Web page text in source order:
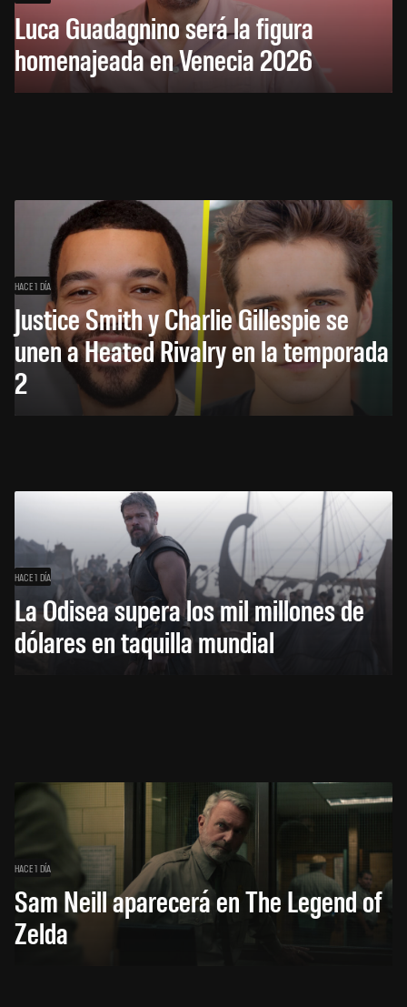
Luca Guadagnino será la figura
homenajeada en Venecia 2026
HACE 1 DÍA
Justice Smith y Charlie Gillespie se
unen a Heated Rivalry en la temporada
2
HACE 1 DÍA
La Odisea supera los mil millones de
dólares en taquilla mundial
HACE 1 DÍA
Sam Neill aparecerá en The Legend of
Zelda